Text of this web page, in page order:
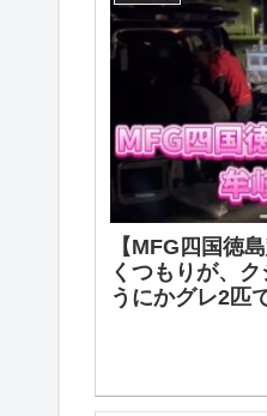
【MFG四国徳
くつもりが、
うにかグレ2匹